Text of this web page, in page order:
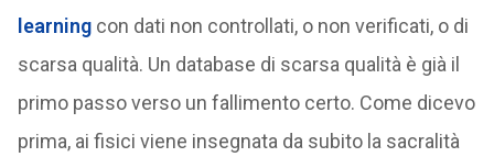
learningcon dati non controllati, o non verificati, o di
scarsa qualità. Un database di scarsa qualità è già il
primo passo verso un fallimento certo. Come dicevo
prima, ai fisici viene insegnata da subito la sacralità